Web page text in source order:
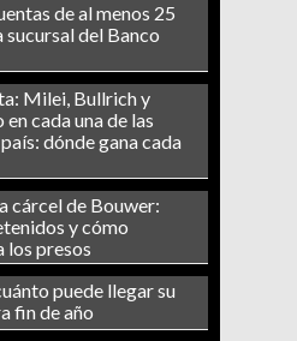
de al menos 25
sucursal del Banco
Milei, Bullrich y
cada una de las
dónde gana cada
cárcel de Bouwer:
y cómo
los presos
puede llegar su
fin de año